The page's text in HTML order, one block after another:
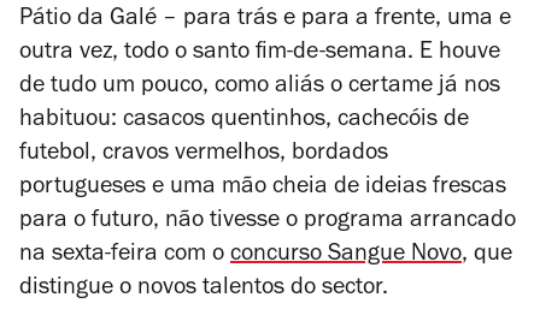
Pátio da Galé – para trás e para a frente, uma e
outra vez, todo o santo fim-de-semana. E houve
de tudo um pouco, como aliás o certame já nos
habituou: casacos quentinhos, cachecóis de
futebol, cravos vermelhos, bordados
portugueses e uma mão cheia de ideias frescas
para o futuro, não tivesse o programa arrancado
na sexta-feira com o concurso Sangue Novo, que
distingue o novos talentos do sector.